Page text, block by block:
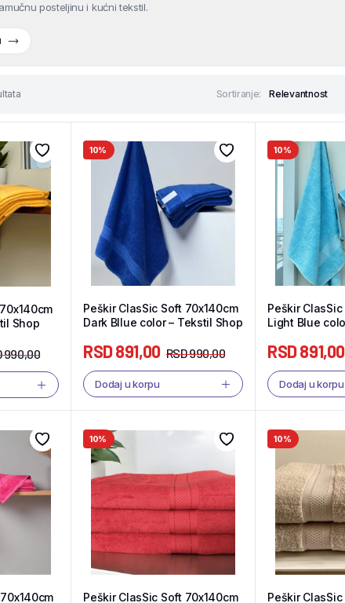
posteljinu i kućni tekstil.
Sortiranje:
Shop
990,00
10%
Peškir ClasSic Soft 70x140cm
Dark Bllue color – Tekstil Shop
RSD990,00
RSD891,00
Dodaj u korpu
10%
Peškir
Light Blue
RSD891,00
Dodaj u korpu
10%
Peškir ClasSic Soft 70x140cm
10%
Peškir